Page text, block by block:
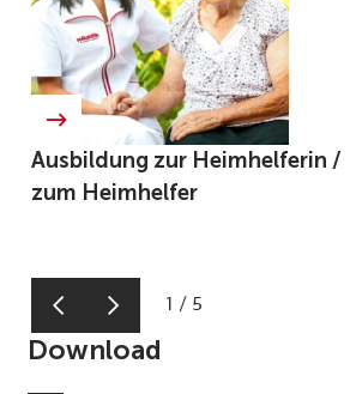
Ausbildung zur Heimhelferin /
zum Heimhelfer
1 / 5
Download